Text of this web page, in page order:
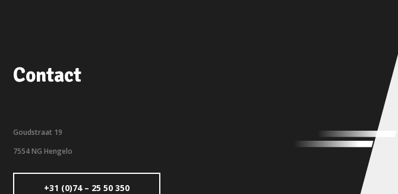
Contact
Goudstraat 19
7554 NG Hengelo
+31 (0)74 – 25 50 350